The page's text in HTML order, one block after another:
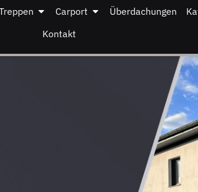
Carport Überdachungen
Kontakt